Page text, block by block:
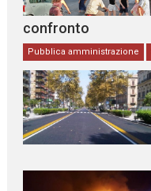
confronto
Pubblica amministrazione